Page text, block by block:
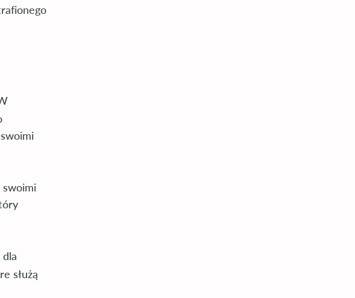
swoimi
służą